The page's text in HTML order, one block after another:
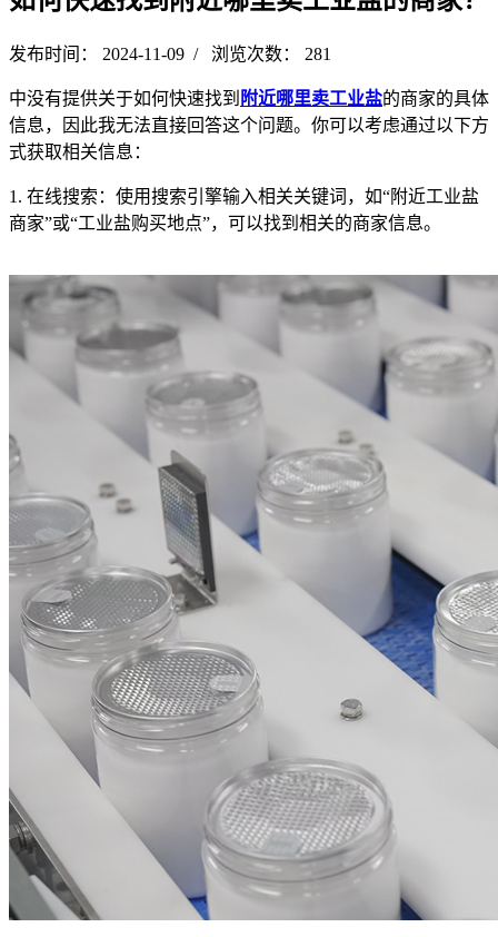
发布时间： 2024-11-09 / 浏览次数： 281
中没有提供关于如何快速找到 附近哪里卖工业盐的商家的具体
信息，因此我无法直接回答这个问题。你可以考虑通过以下方
式获取相关信息：
1. 在线搜索：使用搜索引擎输入相关关键词，如“附近工业盐
商家”或“工业盐购买地点”，可以找到相关的商家信息。